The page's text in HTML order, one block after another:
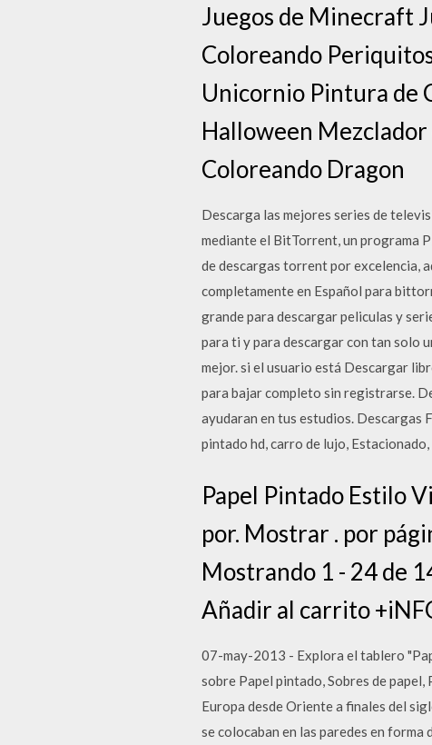
Juegos de Minecraft
Coloreando
Unicornio Pintura de
Halloween
Coloreando Dragon
Descarga las mejores series de
mediante el BitTorrent, un programa
de descargas torrent por excelencia,
completamente en Español para
grande para descargar peliculas y
para ti y para descargar con tan solo
mejor. si el usuario está Descargar
para bajar completo sin registrarse.
ayudaran en tus estudios. Descargas
pintado hd, carro de lujo,
Papel Pintado Estilo
por. Mostrar . por
Mostrando 1 - 24 de
Añadir al carrito
07-may-2013 - Explora el tablero
sobre Papel pintado, Sobres de
Europa desde Oriente a finales del
se colocaban en las paredes en